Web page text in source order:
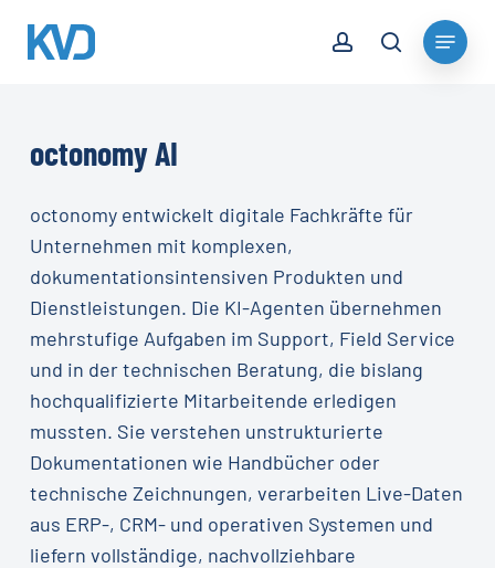
search
Menu
octonomyAI
octonomy entwickelt digitale Fachkräfte für
Unternehmen mit komplexen,
dokumentationsintensiven Produkten und
Dienstleistungen. Die KI-Agenten übernehmen
mehrstufige Aufgaben im Support, Field Service
und in der technischen Beratung, die bislang
hochqualifizierte Mitarbeitende erledigen
mussten. Sie verstehen unstrukturierte
Dokumentationen wie Handbücher oder
technische Zeichnungen, verarbeiten Live-Daten
aus ERP-, CRM- und operativen Systemen und
liefern vollständige, nachvollziehbare
Close